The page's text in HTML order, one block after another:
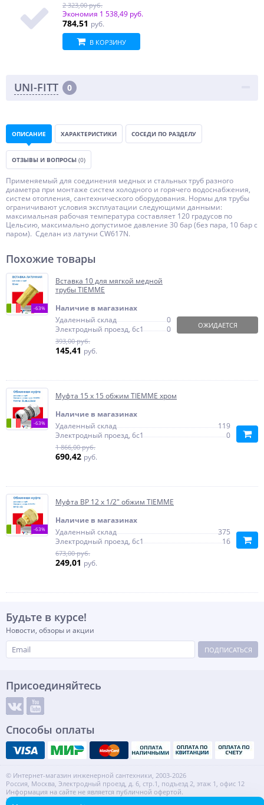
2 323,00 руб.
Экономия 1 538,49 руб.
784,51 руб.
В КОРЗИНУ
UNI-FITT 0
ОПИСАНИЕ ХАРАКТЕРИСТИКИ СОСЕДИ ПО РАЗДЕЛУ
ОТЗЫВЫ И ВОПРОСЫ (0)
Применяемый для соединения медных и стальных труб разного
диаметра при монтаже систем холодного и горячего водоснабжения,
систем отопления, сантехнического оборудования. Нормы для трубы
ограничивают условия эксплуатации следующими данными:
максимальная рабочая температура составляет 120 градусов по
Цельсию, максимально допустимое давление 30 бар (без пара, 10 бар с
паром). Сделан из латуни CW617N.
Похожие товары
-63%
Вставка 10 для мягкой медной
трубы TIEMME
Наличие в магазинах
Удаленный склад
0
Электродный проезд, 6с1
0
393,00 руб.
145,41 руб.
ОЖИДАЕТСЯ
-63%
Муфта 15 x 15 обжим TIEMME хром
Наличие в магазинах
Удаленный склад
119
Электродный проезд, 6с1
0
1 866,00 руб.
690,42 руб.
-63%
Муфта ВР 12 x 1/2" обжим TIEMME
Наличие в магазинах
Удаленный склад
375
Электродный проезд, 6с1
16
673,00 руб.
249,01 руб.
Будьте в курсе!
Новости, обзоры и акции
ПОДПИСАТЬСЯ
Присоединяйтесь
Способы оплаты
© Интернет-магазин инженерной сантехники, 2003-2026
Россия, Москва, Электродный проезд, д. 6, стр.1, подъезд 2, этаж 1, офис 12
Информация на сайте не является публичной офертой.
ИНН: 7720553918 КПП: 772001001